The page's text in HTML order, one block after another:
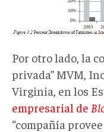
Por otro lado, la
privada” MVM,
Virginia, en los
empresarial de
“compañía